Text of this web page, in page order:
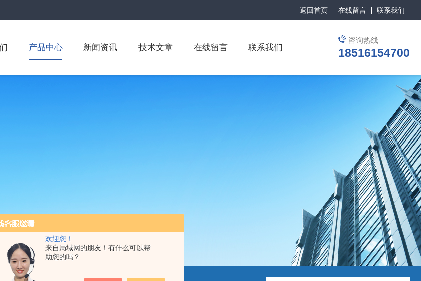
欢迎您！
来自局域网的朋友！有什么可以帮
助您的吗？
返回首页 在线留言 联系我们
咨询热线
18516154700
产品中心 新闻资讯 技术文章 在线留言 联系我们